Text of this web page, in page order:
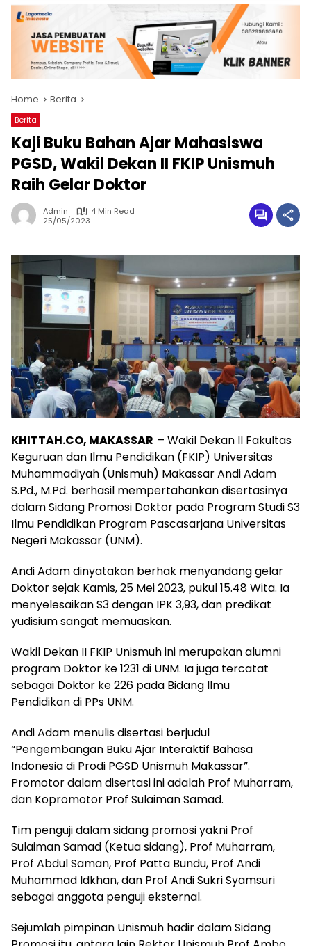
Home Berita
Berita
Kaji Buku Bahan Ajar Mahasiswa
PGSD, Wakil Dekan II FKIP Unismuh
Raih Gelar Doktor
Admin
4 Min Read
25/05/2023
KHITTAH.CO, MAKASSAR – Wakil Dekan II Fakultas
Keguruan dan Ilmu Pendidikan (FKIP) Universitas
Muhammadiyah (Unismuh) Makassar Andi Adam
S.Pd., M.Pd. berhasil mempertahankan disertasinya
dalam Sidang Promosi Doktor pada Program Studi S3
Ilmu Pendidikan Program Pascasarjana Universitas
Negeri Makassar (UNM).
Andi Adam dinyatakan berhak menyandang gelar
Doktor sejak Kamis, 25 Mei 2023, pukul 15.48 Wita. Ia
menyelesaikan S3 dengan IPK 3,93, dan predikat
yudisium sangat memuaskan.
Wakil Dekan II FKIP Unismuh ini merupakan alumni
program Doktor ke 1231 di UNM. Ia juga tercatat
sebagai Doktor ke 226 pada Bidang Ilmu
Pendidikan di PPs UNM.
Andi Adam menulis disertasi berjudul
“Pengembangan Buku Ajar Interaktif Bahasa
Indonesia di Prodi PGSD Unismuh Makassar”.
Promotor dalam disertasi ini adalah Prof Muharram,
dan Kopromotor Prof Sulaiman Samad.
Tim penguji dalam sidang promosi yakni Prof
Sulaiman Samad (Ketua sidang), Prof Muharram,
Prof Abdul Saman, Prof Patta Bundu, Prof Andi
Muhammad Idkhan, dan Prof Andi Sukri Syamsuri
sebagai anggota penguji eksternal.
Sejumlah pimpinan Unismuh hadir dalam Sidang